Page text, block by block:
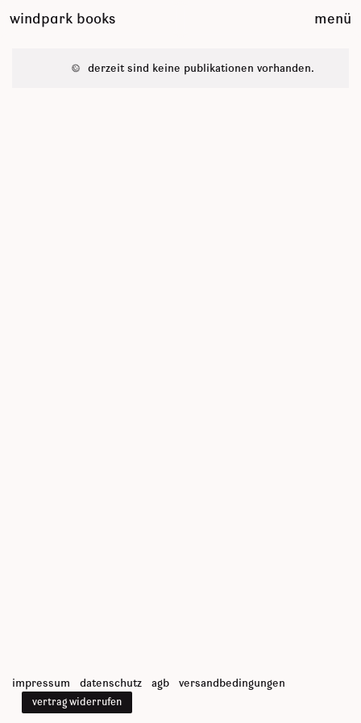
inhalt
windpark books menü
derzeit sind keine publikationen vorhanden.
impressum datenschutz agb versandbedingungen
vertrag widerrufen